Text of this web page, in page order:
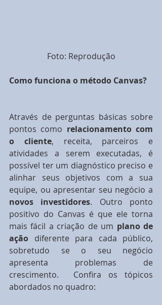
Foto: Reprodução
Como funciona o método Canvas?
Através de perguntas básicas sobre
pontos como relacionamento com
o cliente, receita, parceiros e
atividades a serem executadas, é
possível ter um diagnóstico preciso e
alinhar seus objetivos com a sua
novos investidores. Outro ponto
positivo do Canvas é que ele torna
mais fácil a criação de um plano de
ação diferente para cada público,
sobretudo se o seu negócio
apresenta problemas de
crescimento.  Confira os tópicos
abordados no quadro: